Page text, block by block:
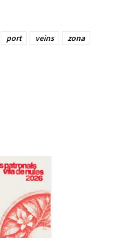
port veins zona